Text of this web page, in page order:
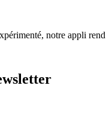
notre appli rend